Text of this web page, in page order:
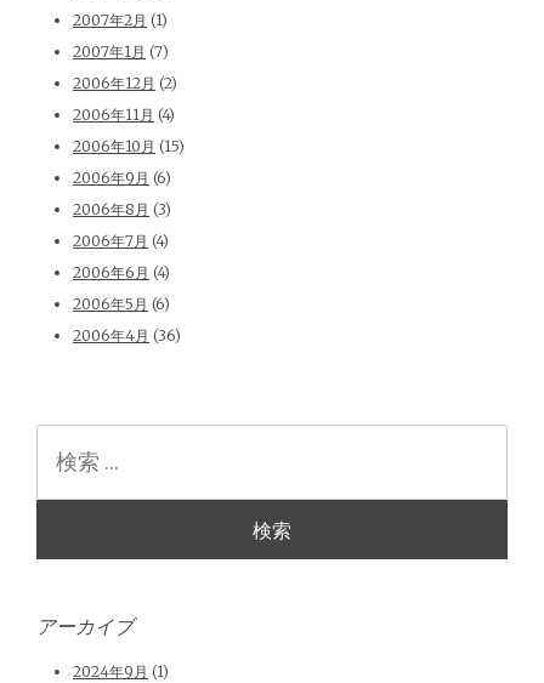
2007年2月 (1)
2007年1月 (7)
2006年12月 (2)
2006年11月 (4)
2006年10月 (15)
2006年9月 (6)
2006年8月 (3)
2006年7月 (4)
2006年6月 (4)
2006年5月 (6)
2006年4月 (36)
アーカイブ
2024年9月 (1)